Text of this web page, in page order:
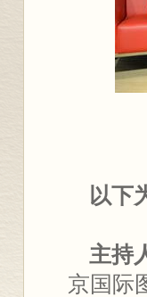
以下
主持
京国际